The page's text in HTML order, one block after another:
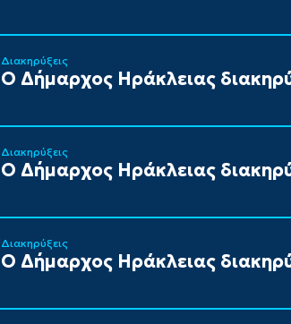
Διακηρύξεις
Ο Δήμαρχος Ηράκλειας
Διακηρύξεις
Ο Δήμαρχος Ηράκλειας
Διακηρύξεις
Ο Δήμαρχος Ηράκλειας